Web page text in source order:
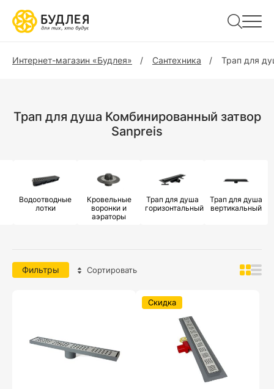
Интернет-магазин «Будлея» Сантехника Трап для
Трап для душа Комбинированный затвор
Sanpreis
Водоотводные
лотки
Кровельные
воронки и
аэраторы
Трап для душа
горизонтальный
Трап для душа
вертикальный
Фильтры Сортировать
Скидка